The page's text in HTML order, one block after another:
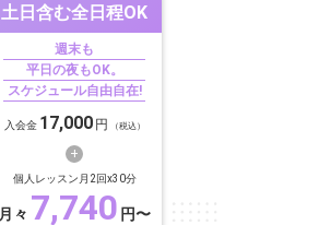
土日含む全日程OK
週末も
平日の夜もOK。
スケジュール自由自在!
入会金 17,000 円 （税込）
個人レッスン月2回x30分
月々 7,740 円〜